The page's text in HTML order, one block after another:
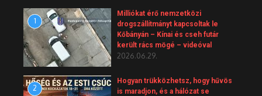
1
Milliókat érő nemzetközi
drogszállítmányt kapcsoltak le
Kőbányán – Kínai és cseh futár
került rács mögé – videóval
2026.06.29.
2
Hogyan trükközhetsz, hogy hűvös
is maradjon, és a hálózat se